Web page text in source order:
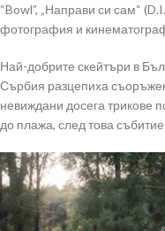
“Bowl”, „Направи си сам“
фотография и
Най-добрите скейтъри в
Сърбия разцепиха
невиждани досега трикове
до плажа, след това